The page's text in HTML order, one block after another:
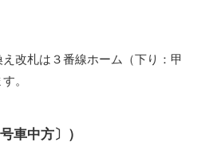
改札は３番線ホーム（下り：甲
。
車中方〕）